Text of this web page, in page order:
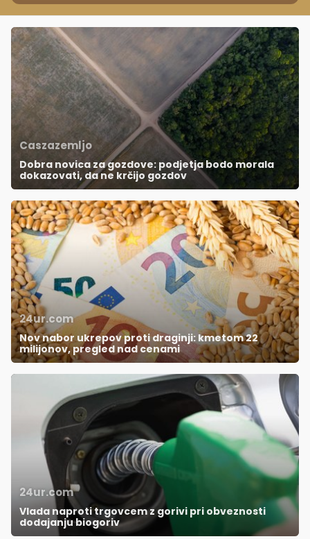
Caszazemljo
Dobra novica za gozdove: podjetja bodo morala
dokazovati, da ne krčijo gozdov
24ur.com
Nov nabor ukrepov proti draginji: kmetom 22
milijonov, pregled nad cenami
24ur.com
Vlada naproti trgovcem z gorivi pri obveznosti
dodajanju biogoriv